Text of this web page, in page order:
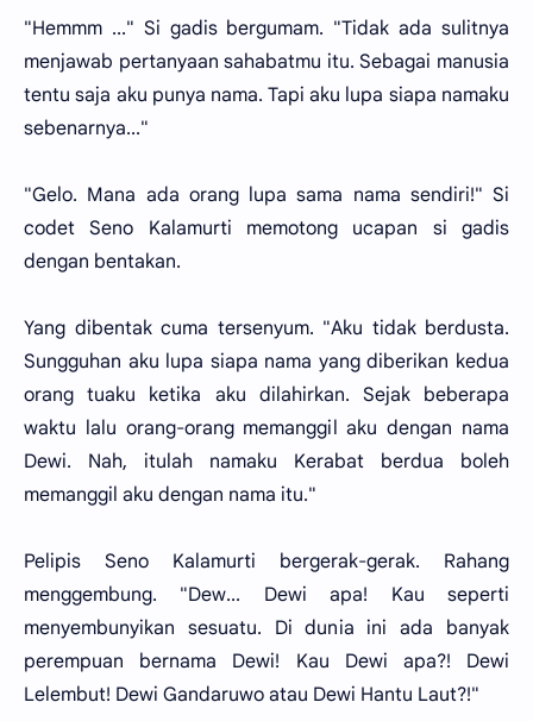
"Hemmm ..." Si gadis bergumam. "Tidak ada sulitnya
menjawab pertanyaan sahabatmu itu. Sebagai manusia
tentu saja aku punya nama. Tapi aku lupa siapa namaku
sebenarnya..."
"Gelo. Mana ada orang lupa sama nama sendiri!" Si
codet Seno Kalamurti memotong ucapan si gadis
dengan bentakan.
Yang dibentak cuma tersenyum. "Aku tidak berdusta.
Sungguhan aku lupa siapa nama yang diberikan kedua
orang tuaku ketika aku dilahirkan. Sejak beberapa
waktu lalu orang-orang memanggil aku dengan nama
Dewi. Nah, itulah namaku Kerabat berdua boleh
memanggil aku dengan nama itu."
Pelipis Seno Kalamurti bergerak-gerak. Rahang
menggembung. "Dew... Dewi apa! Kau seperti
menyembunyikan sesuatu. Di dunia ini ada banyak
perempuan bernama Dewi! Kau Dewi apa?! Dewi
Lelembut! Dewi Gandaruwo atau Dewi Hantu Laut?!"